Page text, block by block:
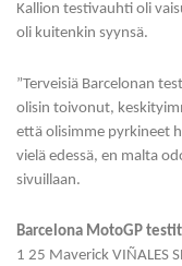
Kallion testivauhti oli
oli kuitenkin syynsä.
”Terveisiä Barcelonan
olisin toivonut,
että olisimme pyrkineet
vielä edessä, en malta
sivuillaan.
Barcelona MotoGP
1 25 Maverick VIÑALES